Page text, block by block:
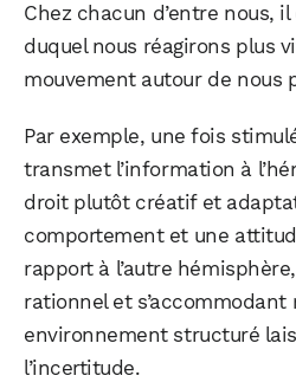
Chez chacun d’entre nous,
duquel nous réagirons plus
mouvement autour de nous
Par exemple, une fois
transmet l’information à
droit plutôt créatif et
comportement et une
rapport à l’autre
rationnel et s’accommodant
environnement structuré
l’incertitude.